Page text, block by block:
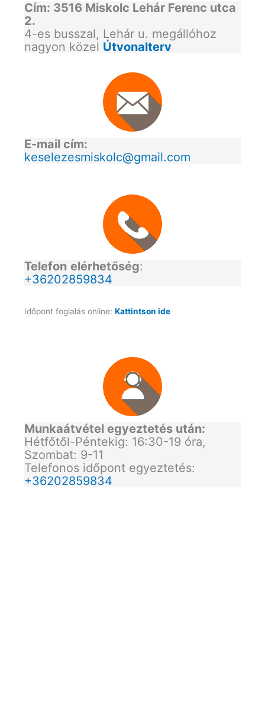
Cím: 3516 Miskolc Lehár Ferenc utca
2.
4-es busszal, Lehár u. megállóhoz
nagyon közel Útvonalterv
E-mail cím:
keselezesmiskolc@gmail.com
Telefon elérhetőség:
+36202859834
Időpont foglalás online: Kattintson ide
Munkaátvétel egyeztetés után:
Hétfőtől-Péntekig: 16:30-19 óra,
Szombat: 9-11
Telefonos időpont egyeztetés:
+36202859834